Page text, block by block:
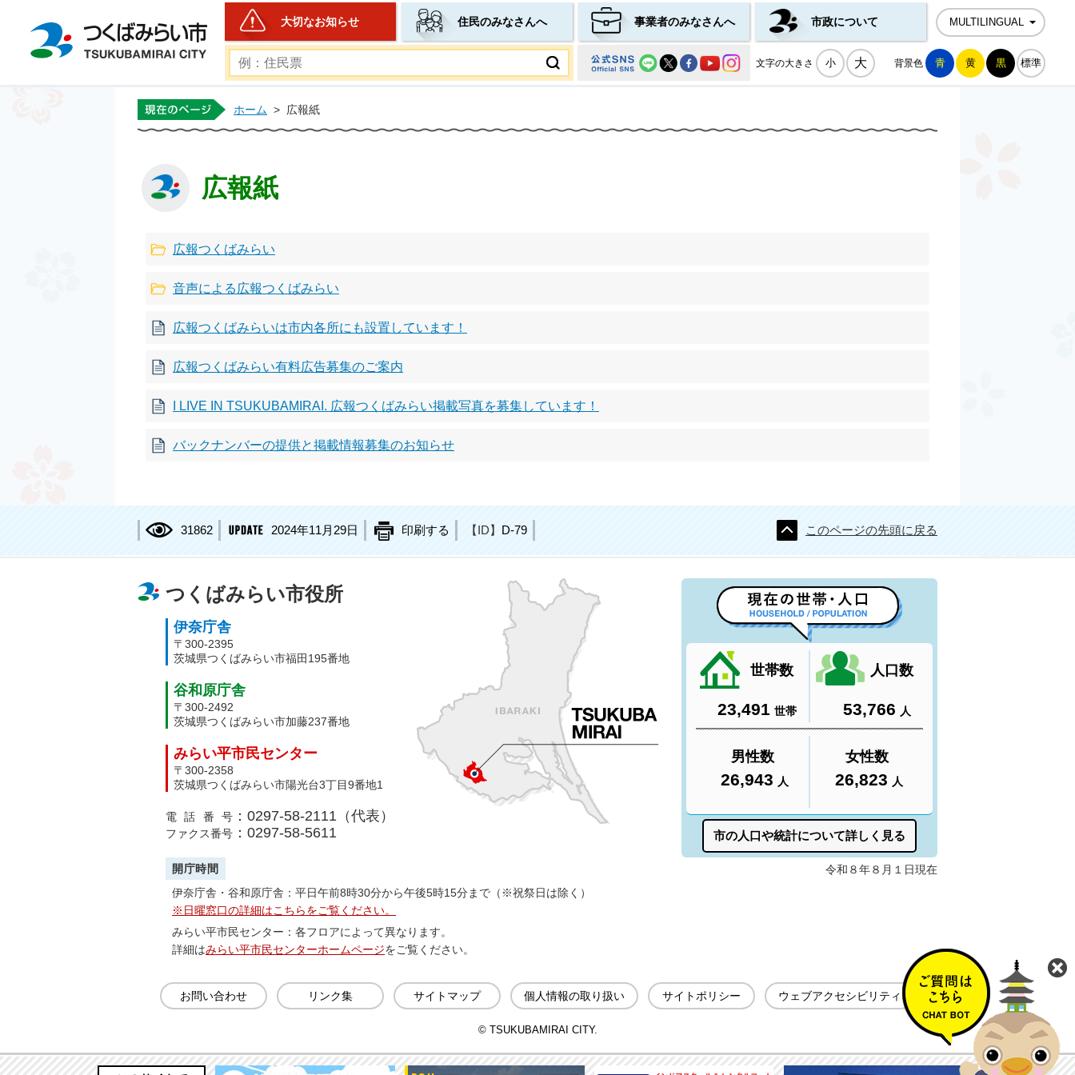
つくばみらい市公式ホームページ
大切なお知らせ 住民のみなさんへ 事業者のみなさんへ 市政について MULTILINGUAL
文字の大きさ 小 大 背景色 青 黄 黒 標準
ホーム > 広報紙
広報紙
広報つくばみらい
音声による広報つくばみらい
広報つくばみらいは市内各所にも設置しています！
広報つくばみらい有料広告募集のご案内
I LIVE IN TSUKUBAMIRAI. 広報つくばみらい掲載写真を募集しています！
バックナンバーの提供と掲載情報募集のお知らせ
31862 2024年11月29日 印刷する 【ID】 D-79 このページの先頭に戻る
つくばみらい市役所
伊奈庁舎
〒300-2395
茨城県つくばみらい市福田195番地
谷和原庁舎
〒300-2492
茨城県つくばみらい市加藤237番地
みらい平市民センター
〒300-2358
茨城県つくばみらい市陽光台3丁目9番地1
電話番号 ：0297-58-2111（代表）
ファクス番号 ：0297-58-5611
開庁時間
伊奈庁舎・谷和原庁舎：平日午前8時30分から午後5時15分まで（※祝祭日は除く）
※日曜窓口の詳細はこちらをご覧ください。
みらい平市民センター：各フロアによって異なります。
詳細はみらい平市民センターホームページをご覧ください。
お問い合わせ リンク集 サイトマップ 個人情報の取り扱い サイトポリシー ウェブアクセシビリティ
© TSUKUBAMIRAI CITY.